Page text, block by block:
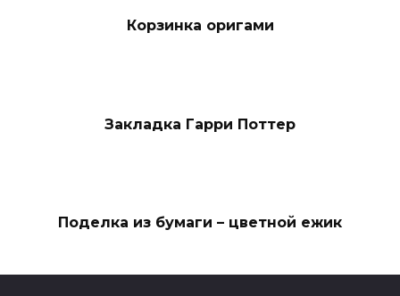
Корзинка оригами
Закладка Гарри Поттер
Поделка из бумаги – цветной ежик